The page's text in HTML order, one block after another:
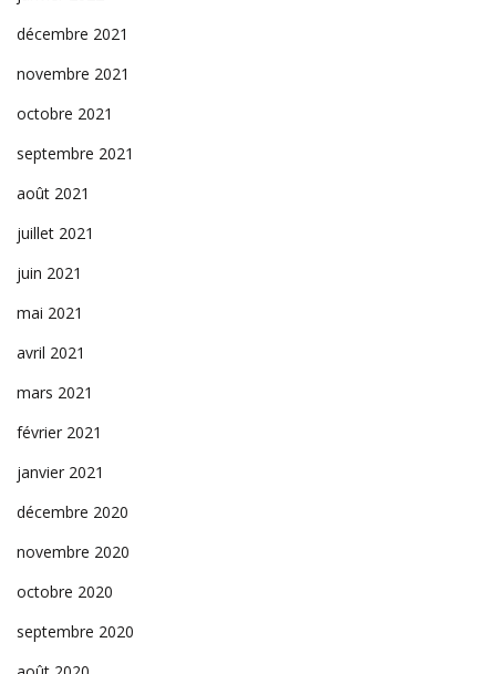
décembre 2021
novembre 2021
octobre 2021
septembre 2021
août 2021
juillet 2021
juin 2021
mai 2021
avril 2021
mars 2021
février 2021
janvier 2021
décembre 2020
novembre 2020
octobre 2020
septembre 2020